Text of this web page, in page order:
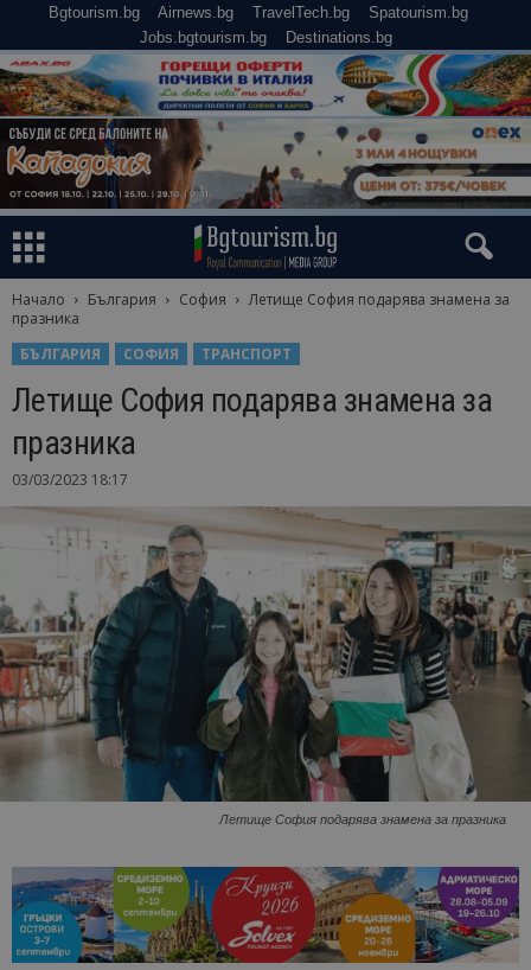
Bgtourism.bg Airnews.bg TravelTech.bg
Spatourism.bg
Jobs.bgtourism.bg
Destinations.bg
Начало България София
Летище София подарява знамена за
празника
БЪЛГАРИЯ
СОФИЯ ТРАНСПОРТ
Летище София подарява знамена за
празника
03/03/2023 18:17
Летище София подарява знамена за празника